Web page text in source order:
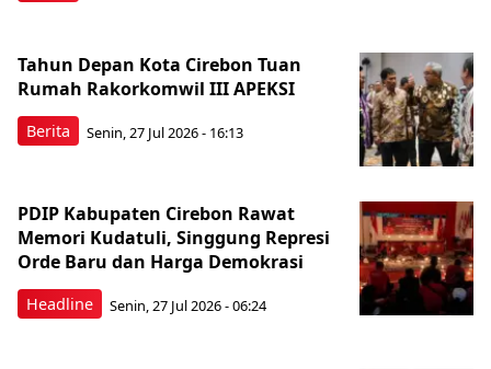
Berita
Tahun Depan Kota Cirebon Tuan
Rumah Rakorkomwil III APEKSI
Senin, 27 Jul 2026 - 16:13
Headline
PDIP Kabupaten Cirebon Rawat
Memori Kudatuli, Singgung Represi
Orde Baru dan Harga Demokrasi
Senin, 27 Jul 2026 - 06:24